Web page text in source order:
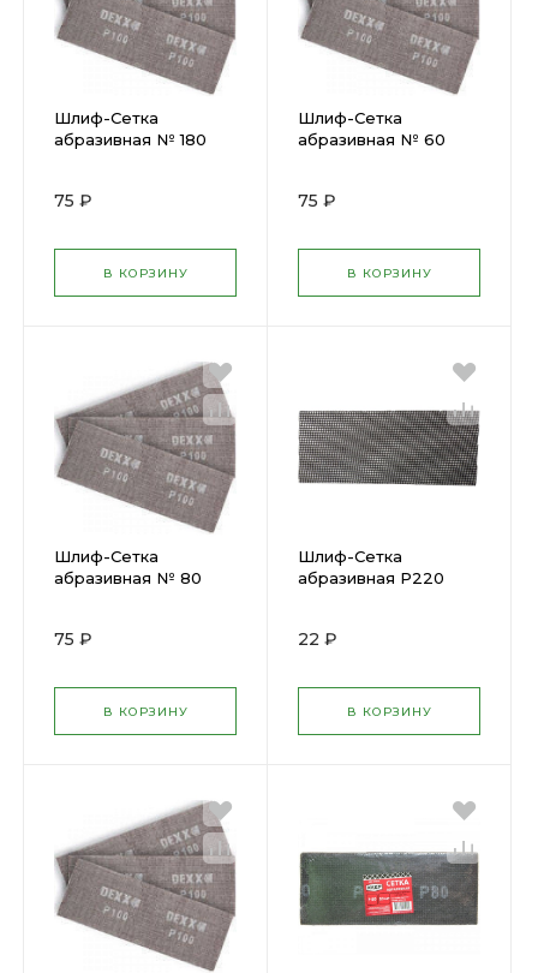
Шлиф-Сетка
абразивная № 180
35550-180
75 ₽
В КОРЗИНУ
Шлиф-Сетка
абразивная № 60
35550-060
75 ₽
В КОРЗИНУ
Шлиф-Сетка
абразивная № 80
35550-080
75 ₽
В КОРЗИНУ
Шлиф-Сетка
абразивная Р220
22 ₽
В КОРЗИНУ